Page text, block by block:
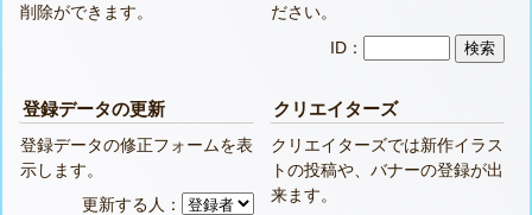
削除ができます。
ださい。
ID：
登録データの更新
登録データの修正フォームを表
示します。
更新する人：
クリエイターズ
クリエイターズでは新作イラス
トの投稿や、バナーの登録が出
来ます。